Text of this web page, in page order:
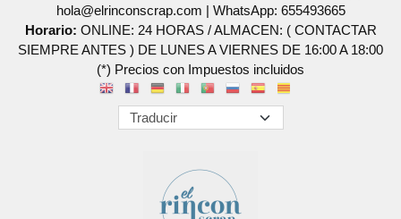
hola@elrinconscrap.com | WhatsApp: 655493665
Horario: ONLINE: 24 HORAS / ALMACEN: ( CONTACTAR
SIEMPRE ANTES ) DE LUNES A VIERNES DE 16:00 A 18:00
(*) Precios con Impuestos incluidos